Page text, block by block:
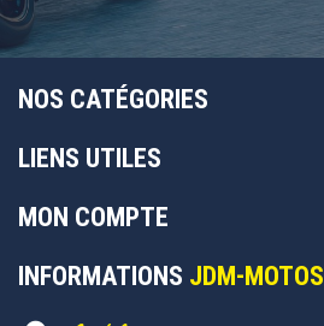
NOS CATÉGORIES
LIENS UTILES
MON COMPTE
INFORMATIONS JDM-MOTOS